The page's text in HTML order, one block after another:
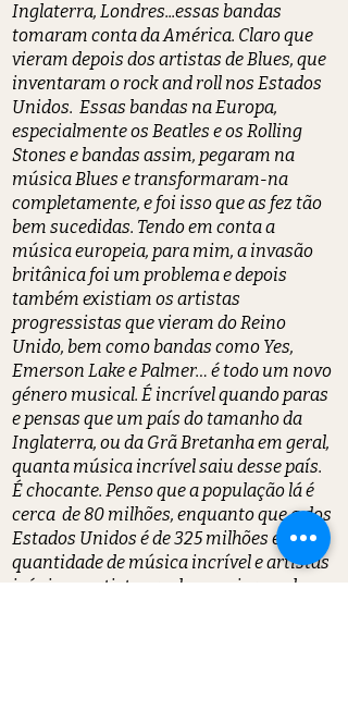
Inglaterra, Londres...essas bandas
tomaram conta da América. Claro que
vieram depois dos artistas de Blues, que
inventaram o rock and roll nos Estados
Unidos. Essas bandas na Europa,
especialmente os Beatles e os Rolling
Stones e bandas assim, pegaram na
música Blues e transformaram-na
completamente, e foi isso que as fez tão
bem sucedidas. Tendo em conta a
música europeia, para mim, a invasão
britânica foi um problema e depois
também existiam os artistas
progressistas que vieram do Reino
Unido, bem como bandas como Yes,
Emerson Lake e Palmer… é todo um novo
género musical. É incrível quando paras
e pensas que um país do tamanho da
Inglaterra, ou da Grã Bretanha em geral,
quanta música incrível saiu desse país.
É chocante. Penso que a população lá é
cerca de 80 milhões, enquanto que a dos
Estados Unidos é de 325 milhões e a
quantidade de música incrível e artistas
icónicos, artistas rock, que vieram de